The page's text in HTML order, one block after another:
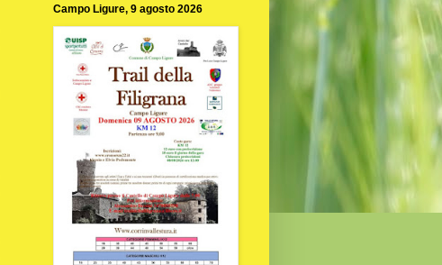
Campo Ligure, 9 agosto 2026